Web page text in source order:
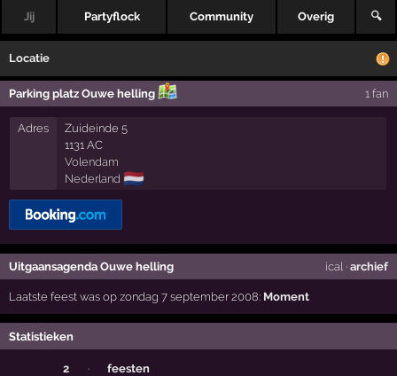
Jij Partyflock Community Overig 🔍
Locatie
Parking platz Ouwe helling 1 fan
Adres
Zuideinde 5
1131 AC
Volendam
Nederland 🇳🇱
Uitgaansagenda Ouwe helling ical · archief
Laatste feest was op zondag 7 september 2008: Moment
Statistieken
2 ·
feesten